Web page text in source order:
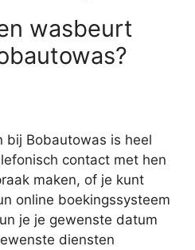
wasbeurt
bij Bobautowas is heel
contact met hen
maken, of je kunt
online boekingssysteem
je je gewenste datum
diensten